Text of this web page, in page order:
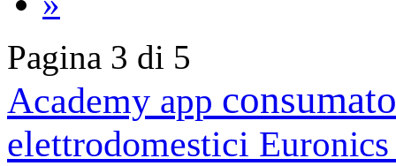
Pagina 3 di 5
Academy app
elettrodomestici